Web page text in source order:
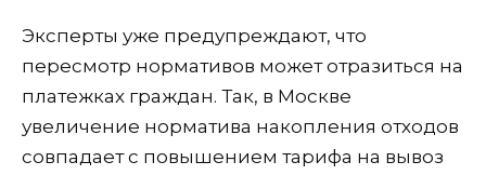
Эксперты уже предупреждают, что
пересмотр нормативов может отразиться на
платежках граждан. Так, в Москве
увеличение норматива накопления отходов
совпадает с повышением тарифа на вывоз